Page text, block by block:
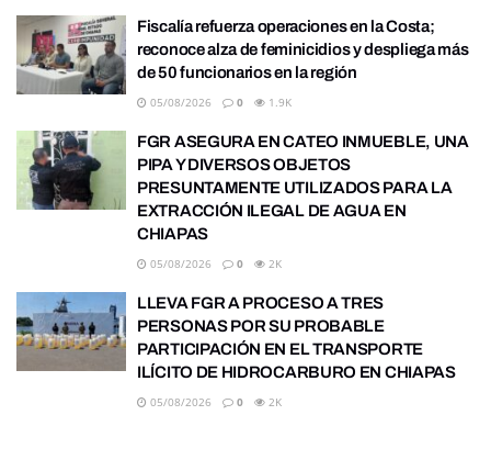
Fiscalía refuerza operaciones en la Costa;
reconoce alza de feminicidios y despliega más
de 50 funcionarios en la región
05/08/2026 0 1.9K
FGR ASEGURA EN CATEO INMUEBLE, UNA
PIPA Y DIVERSOS OBJETOS
PRESUNTAMENTE UTILIZADOS PARA LA
EXTRACCIÓN ILEGAL DE AGUA EN
CHIAPAS
05/08/2026 0 2K
LLEVA FGR A PROCESO A TRES
PERSONAS POR SU PROBABLE
PARTICIPACIÓN EN EL TRANSPORTE
ILÍCITO DE HIDROCARBURO EN CHIAPAS
05/08/2026 0 2K